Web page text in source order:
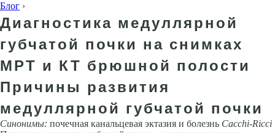
Блог ›
Диагностика медуллярной
губчатой почки на снимках
МРТ и КТ брюшной полости
Причины развития
медуллярной губчатой почки
Синонимы: почечная канальцевая эктазия и болезнь Cacchi-Ricci